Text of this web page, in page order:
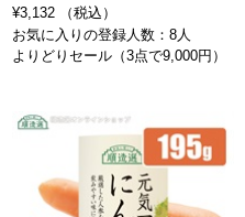
¥3,132 （税込）
お気に入りの登録人数：8人
よりどりセール（3点で9,000円）